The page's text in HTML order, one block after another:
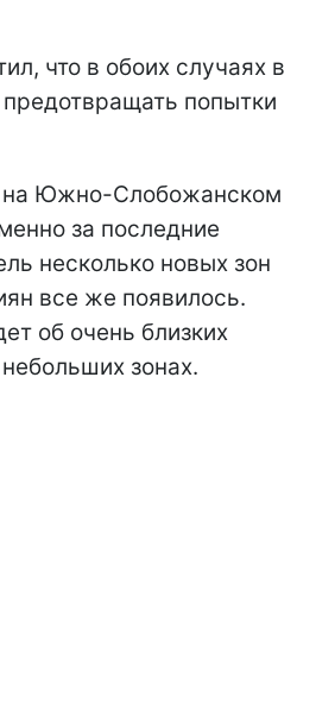
что в обоих случаях в
попытки
на Южно-Слобожанском
за последние
несколько новых зон
все же появилось.
об очень близких
зонах.